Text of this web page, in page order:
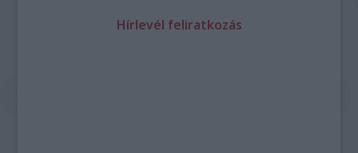
Hírlevél feliratkozás